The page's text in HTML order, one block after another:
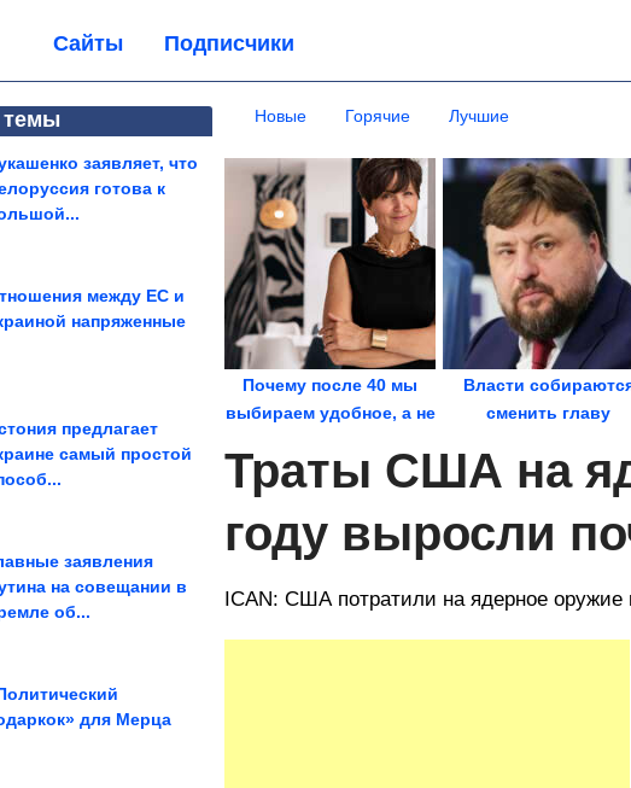
Сайты Подписчики
заявляет, что
готова к
между ЕС и
напряженные
предлагает
самый простой
заявления
на совещании в
об...
для Мерца
Новые Горячие Лучшие
Почему после 40 мы
выбираем удобное, а не
Власти
cменить главу
госоператора
Траты США на
году выросли
ICAN: США потратили на ядерное оружие